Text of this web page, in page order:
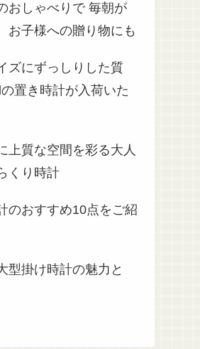
おしゃべりで 毎朝が
お子様への贈り物にも
ズにずっしりした質
置き時計が入荷いた
上質な空間を彩る大人
くり時計
のおすすめ10点をご紹
型掛け時計の魅力と